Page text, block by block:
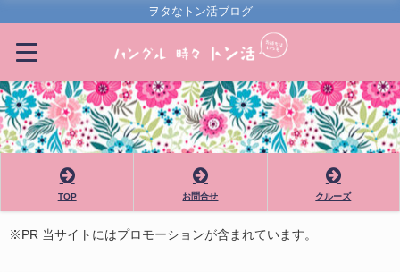
ヲタなトン活ブログ
TOP お問合せ クルーズ
※PR 当サイトにはプロモーションが含まれています。